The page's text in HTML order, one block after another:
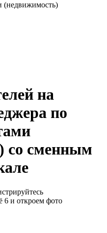
(недвижимость)
на
по
со сменным
6 и откроем фото